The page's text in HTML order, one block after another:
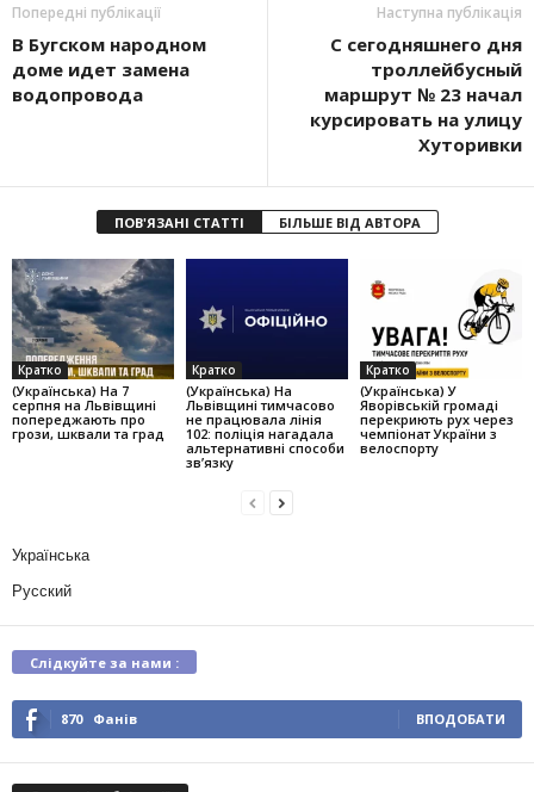
Попередні публікації
В Бугском народном
доме идет замена
водопровода
Наступна публікація
С сегодняшнего дня
троллейбусный
маршрут № 23 начал
курсировать на улицу
Хуторивки
ПОВ'ЯЗАНІ СТАТТІ БІЛЬШЕ ВІД АВТОРА
Кратко
(Українська) На 7
серпня на Львівщині
попереджають про
грози, шквали та град
Кратко
(Українська) На
Львівщині тимчасово
не працювала лінія
102: поліція нагадала
альтернативні способи
зв’язку
Кратко
(Українська) У
Яворівській громаді
перекриють рух через
чемпіонат України з
велоспорту
Українська
Русский
Слідкуйте за нами :
870 Фанів ВПОДОБАТИ